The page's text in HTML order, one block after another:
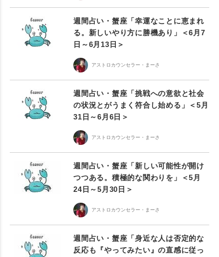
週間占い・蟹座「幸運なことに恵まれ
る。新しいやり方に勝機あり」＜6月7
日～6月13日＞
アストロカウンセラー・まーさ
週間占い・蟹座「挑戦への意欲と社会
の状況とがうまく符合し始める」＜5月
31日～6月6日＞
アストロカウンセラー・まーさ
週間占い・蟹座「新しい可能性が開け
つつある。積極的な関わりを」＜5月
24日～5月30日＞
アストロカウンセラー・まーさ
週間占い・蟹座「身近な人は否定的な
反応も『やってみたい』の直感に従っ